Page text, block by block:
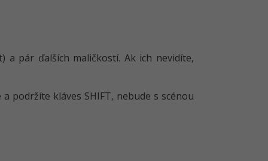
a pár ďalších maličkostí. Ak ich nevidíte,
podržíte kláves SHIFT, nebude s scénou